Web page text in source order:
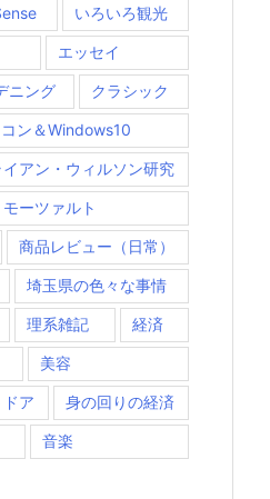
いろいろ観光
エッセイ
ニング クラシック
ン＆Windows10
イアン・ウィルソン研究
モーツァルト
商品レビュー（日常）
埼玉県の色々な事情
理系雑記 経済
美容
ア 身の回りの経済
音楽